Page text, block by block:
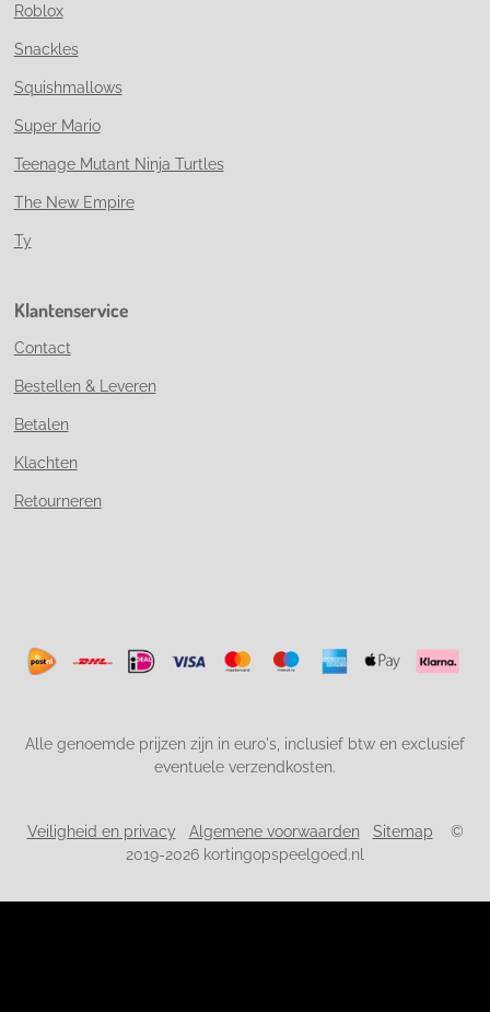
Roblox
Snackles
Squishmallows
Super Mario
Teenage Mutant Ninja Turtles
The New Empire
Ty
Klantenservice
Contact
Bestellen & Leveren
Betalen
Klachten
Retourneren
Alle genoemde prijzen zijn in euro's, inclusief btw en exclusief
eventuele verzendkosten.
Veiligheid en privacy Algemene voorwaarden Sitemap ©
2019-2026 kortingopspeelgoed.nl